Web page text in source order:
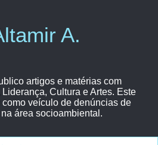
A.
artigos e matérias com
Cultura e Artes. Este
veículo de denúncias de
área socioambiental.